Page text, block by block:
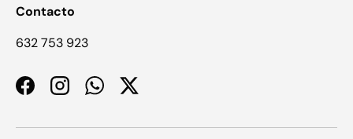
Contacto
632 753 923
FacebookInstagramWhatsApp
Twitter